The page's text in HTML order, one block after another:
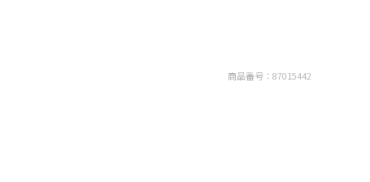
商品番号： 87015442